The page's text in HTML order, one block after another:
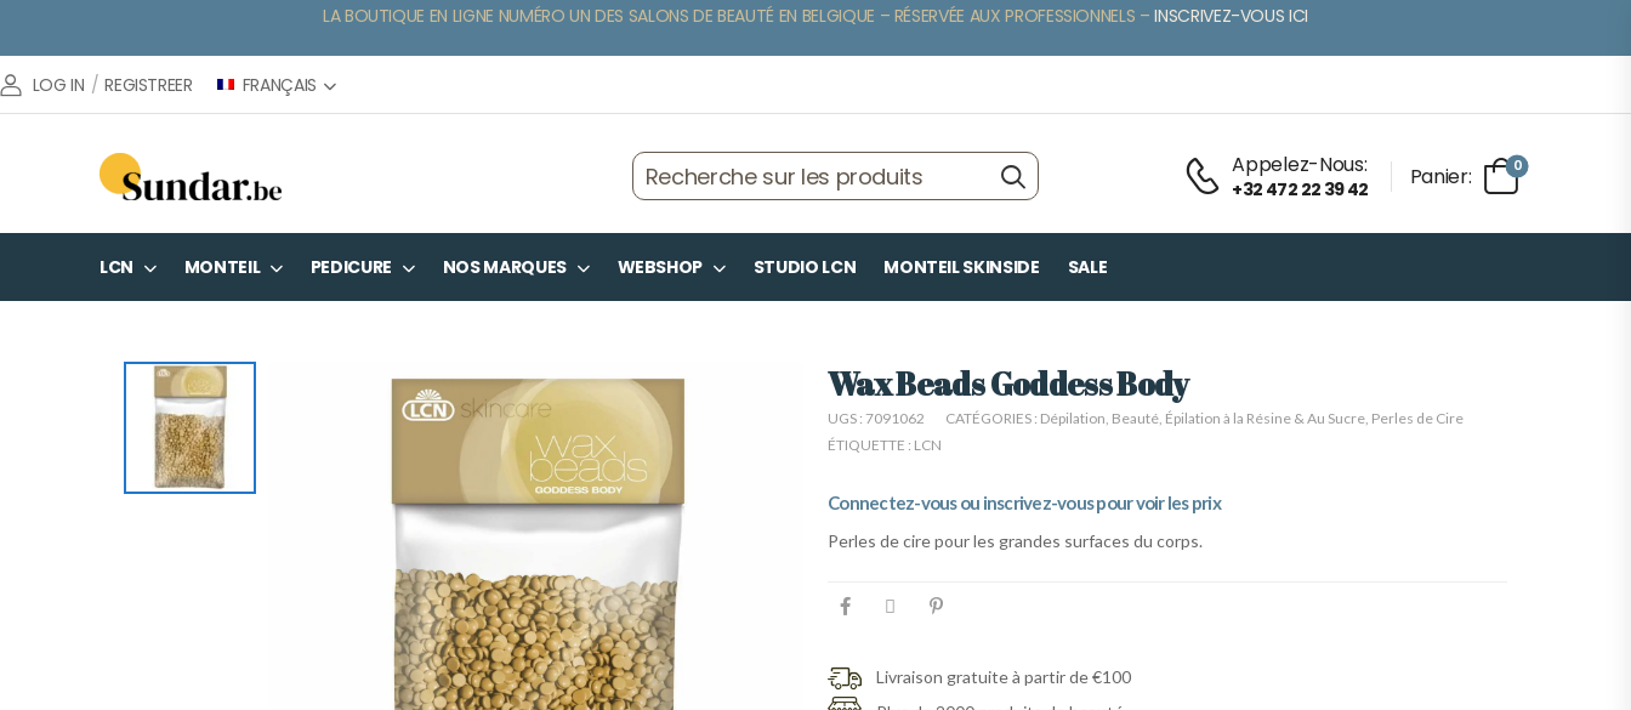
LA BOUTIQUE EN LIGNE NUMÉRO UN DES SALONS DE BEAUTÉ EN BELGIQUE – RÉSERVÉE AUX PROFESSIONNELS –INSCRIVEZ-VOUS ICI
LOG IN / REGISTREER FRANÇAIS
Appelez-Nous:
+32 472 22 39 42 Panier: 0
LCN MONTEIL PEDICURE NOS MARQUES WEBSHOP STUDIO LCN MONTEIL SKINSIDE SALE
Wax Beads Goddess Body
UGS : 7091062 CATÉGORIES : Dépilation, Beauté, Épilation à la Résine & Au Sucre, Perles de Cire
ÉTIQUETTE : LCN
Connectez-vous ou inscrivez-vous pour voir les prix
Perles de cire pour les grandes surfaces du corps.
Livraison gratuite à partir de €100